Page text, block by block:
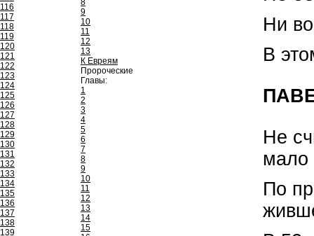
116
117
118
119
120
121
122
123
124
125
126
127
128
129
130
131
132
133
134
135
136
137
138
139
8
9
10
11
12
13
К Евреям
Пророческие
Главы:
1
2
3
4
5
6
7
8
9
10
11
12
13
14
15
Ни
В
Не
мало
По